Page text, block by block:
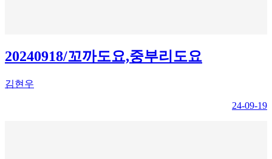
20240918/꼬까도요,중부리도요
김현우
24-09-19